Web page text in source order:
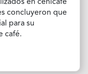
en cenicafé
concluyeron que
para su
café.